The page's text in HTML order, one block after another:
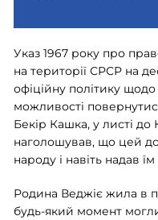
Указ 1967 року про
на території СРСР на
офіційну політику
можливості
Бекір Кашка, у листі
наголошував, що цей
народу і навіть надав
Родина Веджіє жила в
будь-який момент